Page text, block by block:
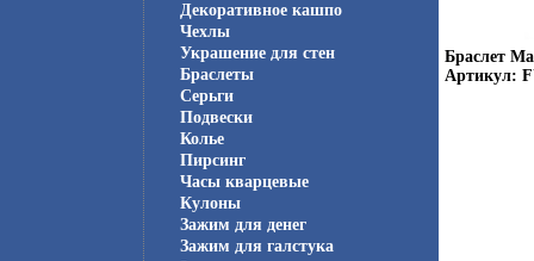
Декоративное кашпо
Чехлы
Украшение для стен
Браслеты
Серьги
Подвески
Колье
Пирсинг
Часы кварцевые
Кулоны
Зажим для денег
Зажим для галстука
Браслет
Артикул: